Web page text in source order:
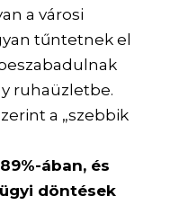
a városi
tűntetnek el
ruhaüzletbe.
a „szebbik
ában, és
döntések